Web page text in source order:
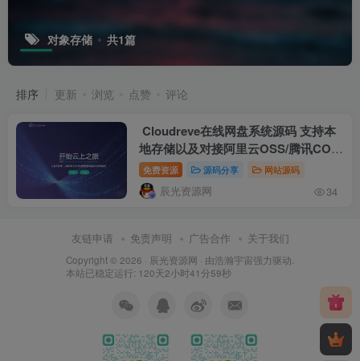
对象存储 共1篇
排序 更新 浏览 点赞 评论
Cloudreve在线网盘系统源码 支持本
地存储以及对接阿里云OSS/腾讯COS
等对象存储 功能强大的在线云盘系统
免费资源 源码分享 网站源码
辰光资源网 34
友链申请 免责声明 广告合作 关于我们
Copyright © 2026 · 辰光资源网 · 由浩瀚宇宙强力驱动.
本站已稳定运行: 120天2小时41分59秒